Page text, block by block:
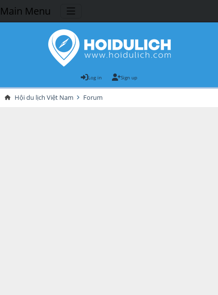
Main Menu
Log in Sign up
Hội du lịch Việt Nam Forum